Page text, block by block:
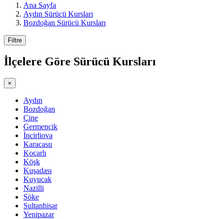
Ana Sayfa
Aydın Sürücü Kursları
Bozdoğan Sürücü Kursları
Filtre
İlçelere Göre Sürücü Kursları
×
Aydın
Bozdoğan
Çine
Germencik
İncirliova
Karacasu
Koçarlı
Köşk
Kuşadası
Kuyucak
Nazilli
Söke
Sultanhisar
Yenipazar